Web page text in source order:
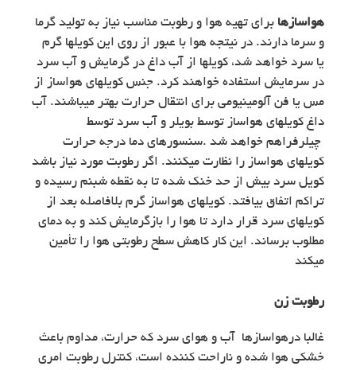
هواسازها برای تهیه هوا و رطوبت مناسب نیاز به تولید گرما
و سرما دارند. در نیتجه هوا با عبور از روی این کویلها گرم
یا سرد خواهد شد، کویلها از آب داغ در گرمایش و آب سرد
در سرمایش استفاده خواهند کرد. جنس کویلهای هواساز از
مس یا فن آلومینیومی برای انتقال حرارت بهتر می­باشند. آب
داغ کویلهای هواساز توسط بویلر و آب سرد توسط
چیلرفراهم خواهد شد .سنسورهای دما درجه حرارت
کویلهای هواساز را نظارت می­کنند. اگر رطوبت مورد نیاز باشد
کویل سرد بیش از حد خنک شده تا به نقطه شبنم رسیده و
تراکم اتفاق بیافتد. کویلهای هواساز گرم بلافاصله بعد از
کویلهای سرد قرار دارد تا هوا را بازگرمایش کند و به دمای
مطلوب برساند. این کار کاهش سطح رطوبتی هوا را تأمین
می­کند
رطوبت زن
غالبا درهواسازها آب و هوای سرد که حرارت، مداوم باعث
خشکی هوا شده و ناراحت­ کننده است، کنترل رطوبت امری